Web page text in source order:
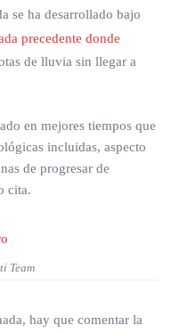
se ha desarrollado bajo
precedente donde
de lluvia sin llegar a
en mejores tiempos que
incluidas, aspecto
de progresar de
cita.
Team
hay que comentar la